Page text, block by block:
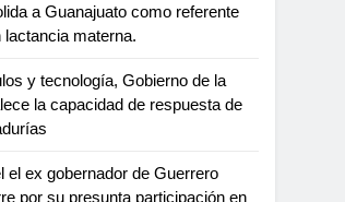
a Guanajuato como referente
lactancia materna.
y tecnología, Gobierno de la
la capacidad de respuesta de
el ex gobernador de Guerrero
por su presunta participación en